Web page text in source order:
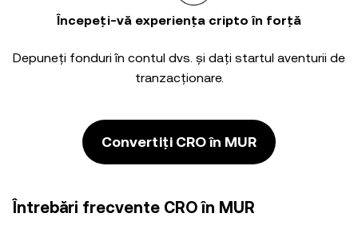
Începeți-vă experiența cripto în forță
Depuneți fonduri în contul dvs. și dați startul aventurii de
tranzacționare.
Convertiți CRO în MUR
Întrebări frecvente CRO în MUR